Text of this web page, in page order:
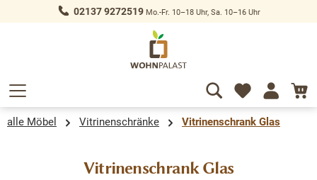
springen 02137 9272519Mo.-Fr. 10–18 Uhr, Sa. 10–16 Uhr
alle Möbel Vitrinenschränke Vitrinenschrank Glas
Vitrinenschrank Glas